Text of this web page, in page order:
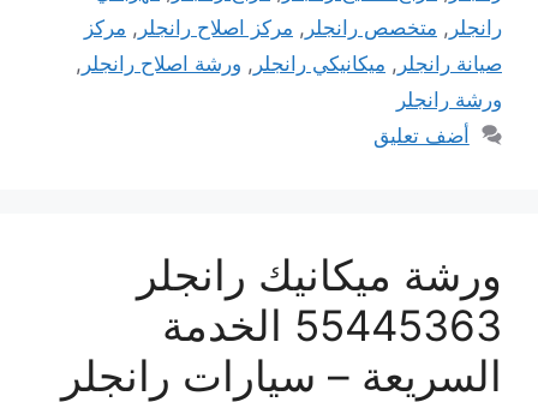
رانجلر , متخصص رانجلر , مركز اصلاح رانجلر , مركز
صيانة رانجلر , ميكانيكي رانجلر , ورشة اصلاح رانجلر ,
ورشة رانجلر
أضف تعليق
ورشة ميكانيك رانجلر
55445363 الخدمة
السريعة – سيارات رانجلر